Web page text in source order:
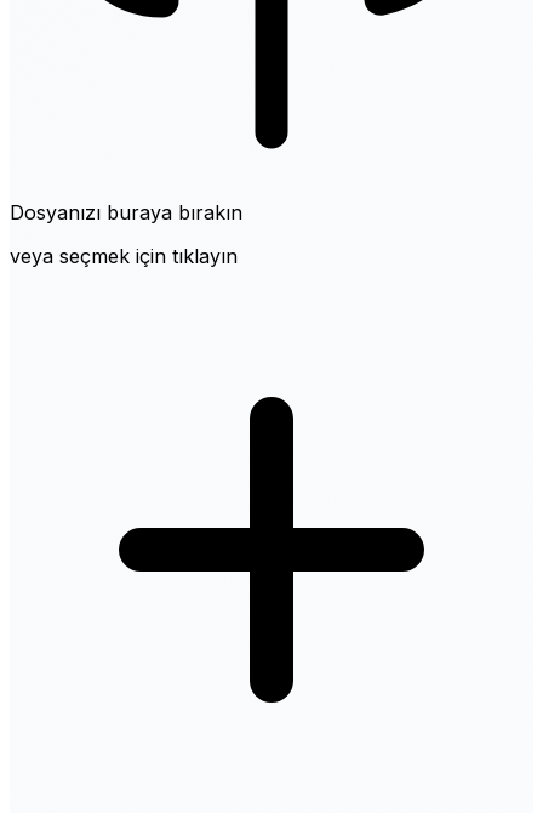
Dosyanızı buraya bırakın
veya seçmek için tıklayın